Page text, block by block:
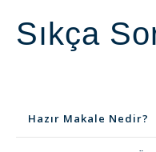
Sıkça
Hazır Makale Nedir?